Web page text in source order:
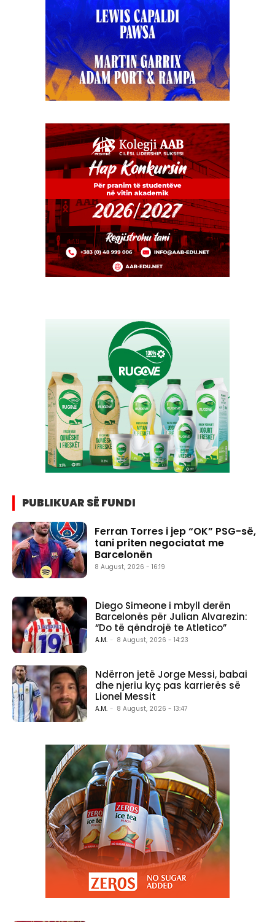
PUBLIKUAR SË FUNDI
Ferran Torres i jep “OK” PSG-së,
tani priten negociatat me
Barcelonën
8 August, 2026 - 16:19
Diego Simeone i mbyll derën
Barcelonës për Julian Alvarezin:
“Do të qëndrojë te Atletico”
A.M. - 8 August, 2026 - 14:23
Ndërron jetë Jorge Messi, babai
dhe njeriu kyç pas karrierës së
Lionel Messit
A.M. - 8 August, 2026 - 13:47